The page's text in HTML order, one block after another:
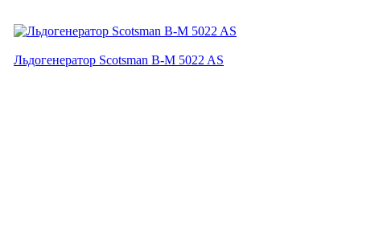
Льдогенератор Scotsman B-M 5022 AS